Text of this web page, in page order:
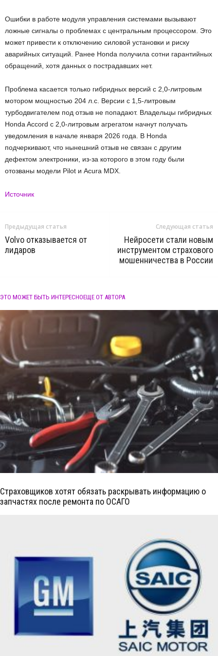
Ошибки в работе модуля управления системами вызывают
ложные сигналы о проблемах с центральным процессором. Это
может привести к отключению силовой установки и риску
аварийных ситуаций. Ранее Honda получила сотни гарантийных
обращений, хотя данных о пострадавших нет.
Проблема касается только гибридных версий с 2,0-литровым
мотором мощностью 204 л.с. Версии с 1,5-литровым
турбодвигателем под отзыв не попадают. Владельцы гибридных
Honda Accord с 2,0-литровым агрегатом начнут получать
уведомления в начале января 2026 года. В Honda
подчеркивают, что нынешний отзыв не связан с другим
дефектом электроники, из-за которого в этом году были
отозваны модели Pilot и Acura MDX.
Источник
Предыдущая статья
Volvo отказывается от
лидаров
Следующая статья
Нейросети стали новым
инструментом страхового
мошенничества в России
ЭТО МОЖЕТ БЫТЬ ИНТЕРЕСНОЕЩЕ ОТ АВТОРА
Страховщиков хотят обязать раскрывать информацию о
запчастях после ремонта по ОСАГО